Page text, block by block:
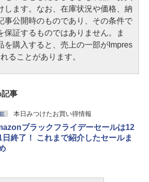
します。なお、在庫状況や価格、納
事公開時のものであり、その条件で
保証するものではありません。ま
を購入すると、売上の一部がImpres
ることがあります。
事
本日みつけたお買い得情報
ブラックフライデーセールは12
日終了！ これまで紹介したセールま